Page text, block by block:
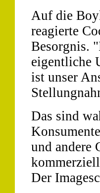
Auf die
reagierte
Besorgnis.
eigentliche
ist unser
Das sind
und andere
Der